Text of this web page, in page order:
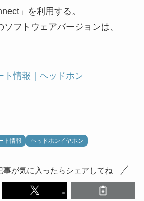
」を利用する。
フトウェアバージョンは、
ト情報｜ヘッドホン
ト情報 ヘッドホンイヤホン
事が気に入ったらシェアしてね